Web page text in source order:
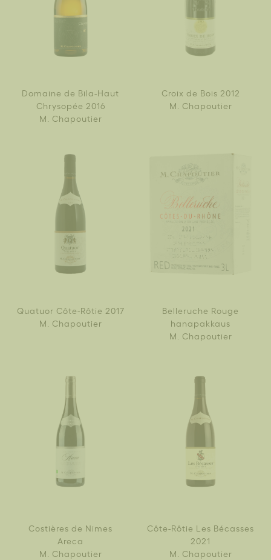
Domaine de Bila-Haut
Chrysopée 2016
M. Chapoutier
Croix de Bois 2012
M. Chapoutier
Quatuor Côte-Rôtie 2017
M. Chapoutier
Belleruche Rouge
hanapakkaus
M. Chapoutier
Costières de Nimes
Areca
M. Chapoutier
Côte-Rôtie Les Bécasses
2021
M. Chapoutier